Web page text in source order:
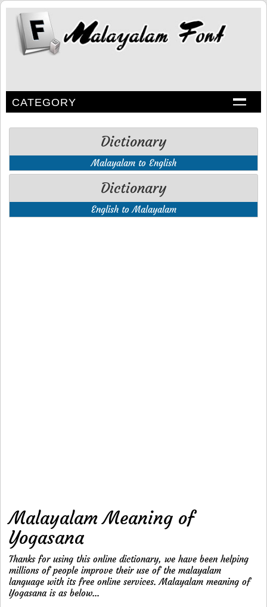
CATEGORY
Dictionary
Malayalam to English
Dictionary
English to Malayalam
Malayalam Meaning of
Yogasana
Thanks for using this online dictionary, we have been helping
millions of people improve their use of the malayalam
language with its free online services. Malayalam meaning of
Yogasana is as below...